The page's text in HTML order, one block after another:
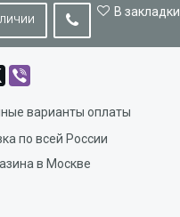
В закладки
варианты оплаты
по всей России
в Москве